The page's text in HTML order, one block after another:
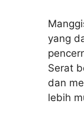
yang
Serat
dan
lebih